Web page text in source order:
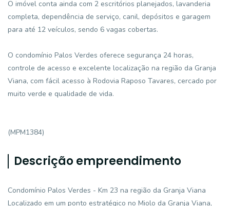
O imóvel conta ainda com 2 escritórios planejados, lavanderia
completa, dependência de serviço, canil, depósitos e garagem
para até 12 veículos, sendo 6 vagas cobertas.
O condomínio Palos Verdes oferece segurança 24 horas,
controle de acesso e excelente localização na região da Granja
Viana, com fácil acesso à Rodovia Raposo Tavares, cercado por
muito verde e qualidade de vida.
(MPM1384)
Descrição empreendimento
Condomínio Palos Verdes - Km 23 na região da Granja Viana
Localizado em um ponto estratégico no Miolo da Granja Viana,